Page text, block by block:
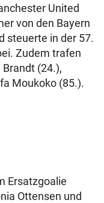
United
von den Bayern
steuerte in der 57.
Zudem trafen
(24.),
Moukoko (85.).
Ersatzgoalie
Ottensen und